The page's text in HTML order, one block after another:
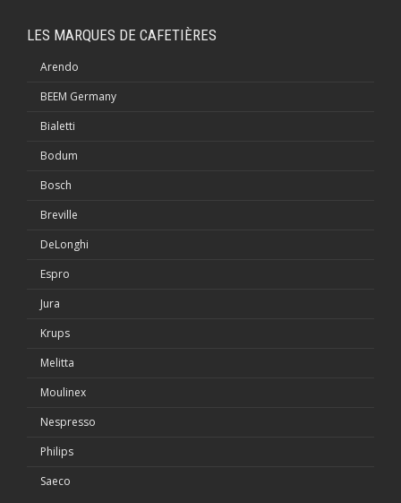
LES MARQUES DE CAFETIÈRES
Arendo
BEEM Germany
Bialetti
Bodum
Bosch
Breville
DeLonghi
Espro
Jura
Krups
Melitta
Moulinex
Nespresso
Philips
Saeco